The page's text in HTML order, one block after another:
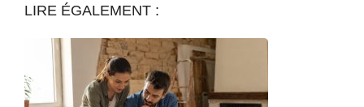
LIRE ÉGALEMENT :